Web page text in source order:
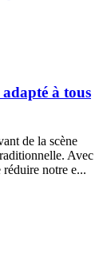
à tous
de la scène
Avec
réduire notre e...